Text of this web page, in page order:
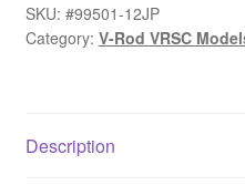
サ
ー
ニ
SKU: #99501-12JP
Category: V-Rod VRSC
Description